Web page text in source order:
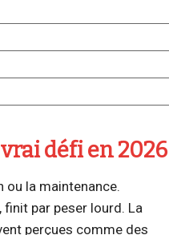
défi en 2026
ou la maintenance.
par peser lourd. La
perçues comme des